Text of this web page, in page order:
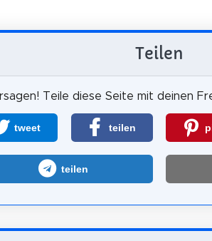
Teilen
Teile diese Seite mit deinen
tweet teilen
teilen